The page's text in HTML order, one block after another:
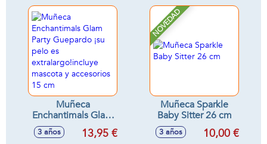
Muñeca
Enchantimals Glam
Party Guepardo ¡su
pelo es
3 años 13,95 €
NOVEDAD
Muñeca Sparkle
Baby Sitter 26 cm
3 años 10,00 €